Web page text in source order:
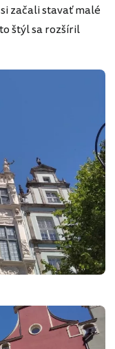
začali stavať malé
štýl sa rozšíril